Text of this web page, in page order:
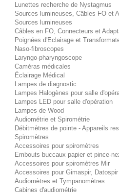
Lunettes recherche de Nystagmus
Sources lumineuses, Câbles FO et
Sources lumineuses
Câbles en FO, Connecteurs et
Poignées d'Eclairage et
Naso-fibroscopes
Laryngo-pharyngoscope
Caméras médicales
Éclairage Médical
Lampes de diagnostic
Lampes Halogènes pour salle
Lampes LED pour salle d'opération
Lampes de Wood
Audiométrie et Spirométrie
Débitmètres de pointe - Appareils
Spiromètres
Accessoires pour spiromètres
Embouts buccaux papier et pince-
Accessoires pour spiromètres Mir
Accessoires pour Gimaspir, Datospir
Audiomètres et Tympanomètres
Cabines d'audiométrie